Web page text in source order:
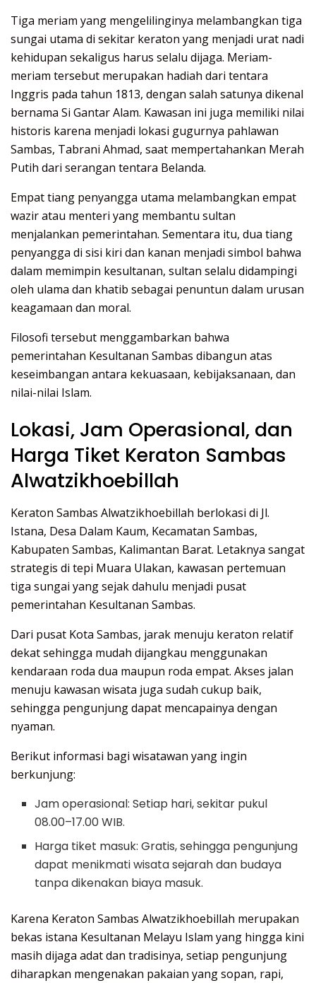
Tiga meriam yang mengelilinginya melambangkan tiga
sungai utama di sekitar keraton yang menjadi urat nadi
kehidupan sekaligus harus selalu dijaga. Meriam-
meriam tersebut merupakan hadiah dari tentara
Inggris pada tahun 1813, dengan salah satunya dikenal
bernama Si Gantar Alam. Kawasan ini juga memiliki nilai
historis karena menjadi lokasi gugurnya pahlawan
Sambas, Tabrani Ahmad, saat mempertahankan Merah
Putih dari serangan tentara Belanda.
Empat tiang penyangga utama melambangkan empat
wazir atau menteri yang membantu sultan
menjalankan pemerintahan. Sementara itu, dua tiang
penyangga di sisi kiri dan kanan menjadi simbol bahwa
dalam memimpin kesultanan, sultan selalu didampingi
oleh ulama dan khatib sebagai penuntun dalam urusan
keagamaan dan moral.
Filosofi tersebut menggambarkan bahwa
pemerintahan Kesultanan Sambas dibangun atas
keseimbangan antara kekuasaan, kebijaksanaan, dan
nilai-nilai Islam.
Lokasi, Jam Operasional, dan
Harga Tiket Keraton Sambas
Alwatzikhoebillah
Keraton Sambas Alwatzikhoebillah berlokasi di Jl.
Istana, Desa Dalam Kaum, Kecamatan Sambas,
Kabupaten Sambas, Kalimantan Barat. Letaknya sangat
strategis di tepi Muara Ulakan, kawasan pertemuan
tiga sungai yang sejak dahulu menjadi pusat
pemerintahan Kesultanan Sambas.
Dari pusat Kota Sambas, jarak menuju keraton relatif
dekat sehingga mudah dijangkau menggunakan
kendaraan roda dua maupun roda empat. Akses jalan
menuju kawasan wisata juga sudah cukup baik,
sehingga pengunjung dapat mencapainya dengan
nyaman.
Berikut informasi bagi wisatawan yang ingin
berkunjung:
Jam operasional: Setiap hari, sekitar pukul
08.00–17.00 WIB.
Harga tiket masuk: Gratis, sehingga pengunjung
dapat menikmati wisata sejarah dan budaya
tanpa dikenakan biaya masuk.
Karena Keraton Sambas Alwatzikhoebillah merupakan
bekas istana Kesultanan Melayu Islam yang hingga kini
masih dijaga adat dan tradisinya, setiap pengunjung
diharapkan mengenakan pakaian yang sopan, rapi,